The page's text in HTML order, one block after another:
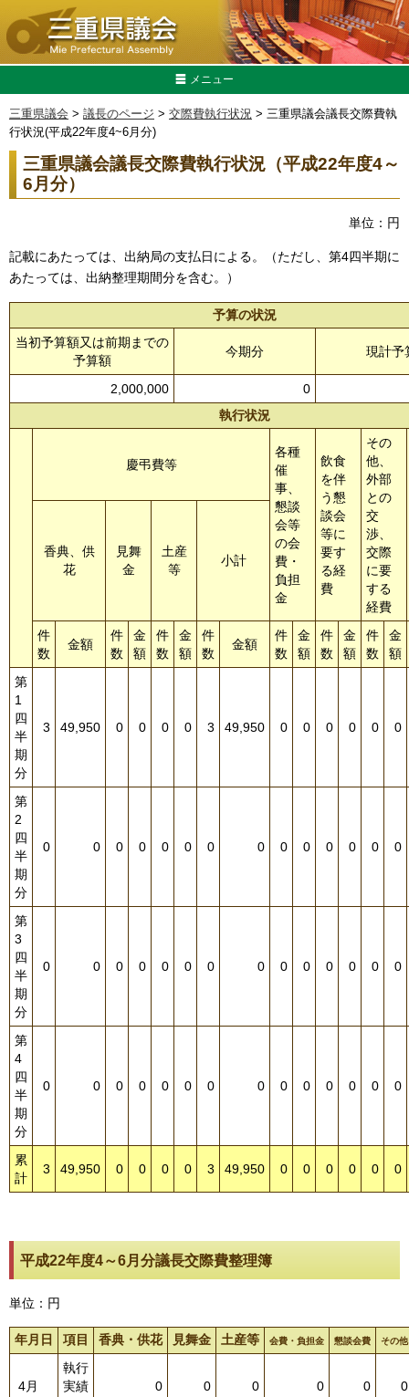
メニュー
三重県議会 > 議長のページ > 交際費執行状況 > 三重県議会議長交際費執
行状況(平成22年度4~6月分)
三重県議会議長交際費執行状況（平成22年度4～
6月分）
単位：円
記載にあたっては、出納局の支払日による。（ただし、第4四半期に
あたっては、出納整理期間分を含む。）
予算の状況
当初予算額又は前期までの
予算額
今期分 現計予
2,000,000
0
執行状況
慶弔費等
各種
催
事、
懇談
会等
の会
費・
負担
金
飲食
を伴
う懇
談会
等に
要す
る経
費
その
他、
外部
との
交
渉、
交際
に要
する
経費
香典、供
花
見舞
金
土産
等
小計
件
数
金額
件
数
金
額
件
数
金
額
件
数
金額
件
数
金
額
件
数
金
額
件
数
金
額
第
1
四
半
期
分
3 49,950 0 0 0 0 3 49,950 0 0 0 0 0 0
第
2
四
半
期
分
0 0 0 0 0 0 0 0 0 0 0 0 0 0
第
3
四
半
期
分
0 0 0 0 0 0 0 0 0 0 0 0 0 0
第
4
四
半
期
分
0 0 0 0 0 0 0 0 0 0 0 0 0 0
累
計
3 49,950 0 0 0 0 3 49,950 0 0 0 0 0 0
平成22年度4～6月分議長交際費整理簿
単位：円
年月日 項目 香典・供花 見舞金 土産等 会費・負担金 懇談会費 その他
4月
執行
実績
0 0 0 0 0 0